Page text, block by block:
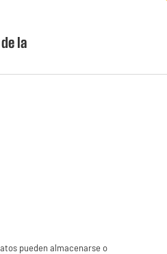
geolocation-header-icon-text
account
la
pueden almacenarse o